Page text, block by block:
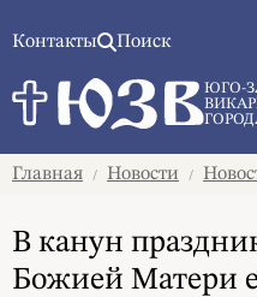
Контакты Поиск
ЮГО-
Главная / Новости /
В канун
Божией Матери